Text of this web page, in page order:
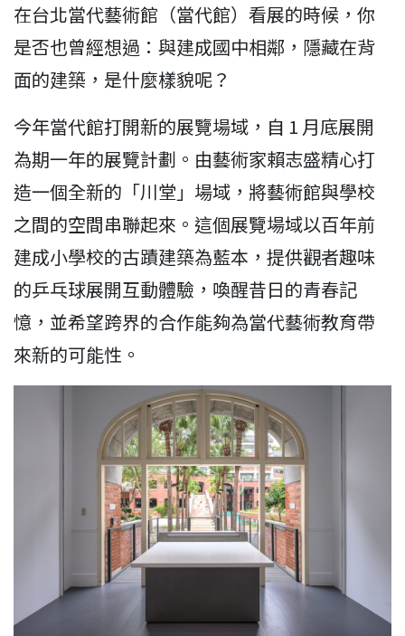
在台北當代藝術館（當代館）看展的時候，你
是否也曾經想過：與建成國中相鄰，隱藏在背
面的建築，是什麼樣貌呢？
今年當代館打開新的展覽場域，自 1 月底展開
為期一年的展覽計劃。由藝術家賴志盛精心打
造一個全新的「川堂」場域，將藝術館與學校
之間的空間串聯起來。這個展覽場域以百年前
建成小學校的古蹟建築為藍本，提供觀者趣味
的乒乓球展開互動體驗，喚醒昔日的青春記
憶，並希望跨界的合作能夠為當代藝術教育帶
來新的可能性。